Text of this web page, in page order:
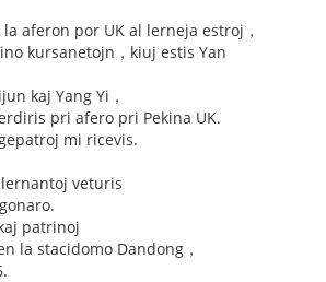
aferon por UK al lerneja estroj，
kursanetojn，kiuj estis Yan
kaj Yang Yi，
pri afero pri Pekina UK.
mi ricevis.
veturis
patrinoj
la stacidomo Dandong，